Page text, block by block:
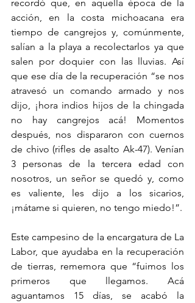
recordó que, en aquella época de la
acción, en la costa michoacana era
tiempo de cangrejos y, comúnmente,
salían a la playa a recolectarlos ya que
salen por doquier con las lluvias. Así
que ese día de la recuperación “se nos
atravesó un comando armado y nos
dijo, ¡hora indios hijos de la chingada
no hay cangrejos acá! Momentos
después, nos dispararon con cuernos
de chivo (rifles de asalto Ak-47). Venían
3 personas de la tercera edad con
nosotros, un señor se quedó y, como
es valiente, les dijo a los sicarios,
¡mátame si quieren, no tengo miedo!”.
Este campesino de la encargatura de La
Labor, que ayudaba en la recuperación
de tierras, rememora que “fuimos los
primeros que llegamos. Acá
aguantamos 15 días, se acabó la